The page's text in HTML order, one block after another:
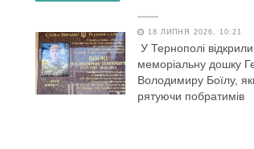
18 ЛИПНЯ 2026, 10:21
У Тернополі відкрили
меморіальну дошку
Володимиру Боїлу,
рятуючи побратимів